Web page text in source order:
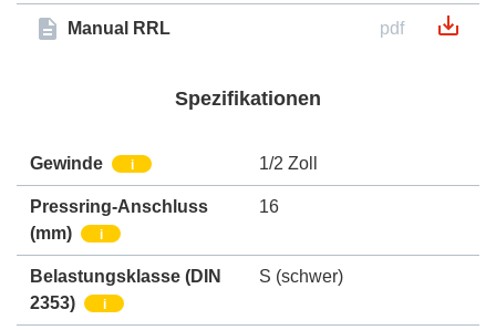
Manual RRL pdf
Spezifikationen
Gewinde i 1/2 Zoll
Pressring-Anschluss
(mm)
i
16
Belastungsklasse (DIN
2353)
i
S (schwer)